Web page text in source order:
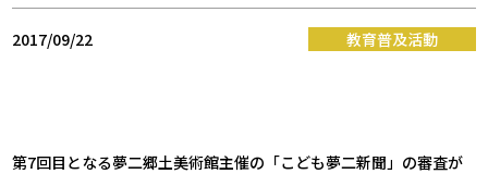
2017/09/22 教育普及活動
第7回目となる夢二郷土美術館主催の「こども夢二新聞」の審査が